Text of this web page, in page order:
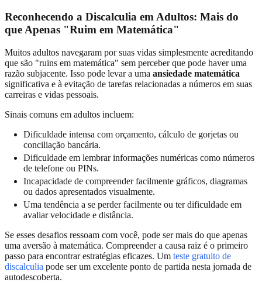
Reconhecendo a Discalculia em Adultos: Mais do
que Apenas "Ruim em Matemática"
Muitos adultos navegaram por suas vidas simplesmente acreditando
que são "ruins em matemática" sem perceber que pode haver uma
razão subjacente. Isso pode levar a uma ansiedade matemática
significativa e à evitação de tarefas relacionadas a números em suas
carreiras e vidas pessoais.
Sinais comuns em adultos incluem:
Dificuldade intensa com orçamento, cálculo de gorjetas ou
conciliação bancária.
Dificuldade em lembrar informações numéricas como números
de telefone ou PINs.
Incapacidade de compreender facilmente gráficos, diagramas
ou dados apresentados visualmente.
Uma tendência a se perder facilmente ou ter dificuldade em
avaliar velocidade e distância.
Se esses desafios ressoam com você, pode ser mais do que apenas
uma aversão à matemática. Compreender a causa raiz é o primeiro
passo para encontrar estratégias eficazes. Um teste gratuito de
discalculia pode ser um excelente ponto de partida nesta jornada de
autodescoberta.